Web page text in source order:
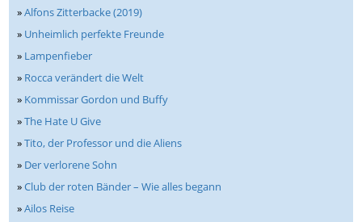
»Alfons Zitterbacke (2019)
» Unheimlich perfekte Freunde
» Lampenfieber
» Rocca verändert die Welt
» Kommissar Gordon und Buffy
»The Hate U Give
»Tito, der Professor und die Aliens
» Der verlorene Sohn
»Club der roten Bänder – Wie alles begann
»Ailos Reise